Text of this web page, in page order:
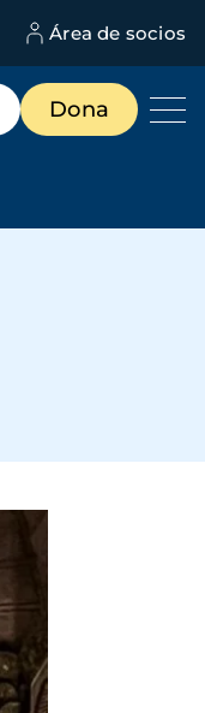
Área de socios
Dona